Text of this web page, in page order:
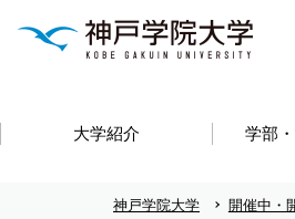
大学紹介 学部
神戸学院大学 開催中・